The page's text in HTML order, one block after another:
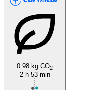
Brussels
0.98 kg CO2
2 h 53 min